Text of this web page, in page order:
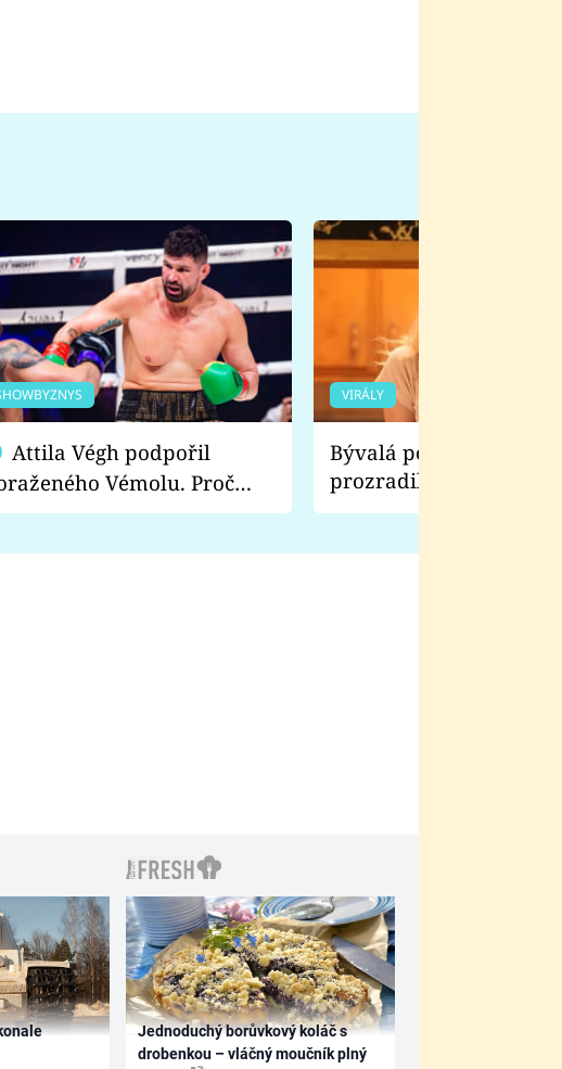
Vémolu. Proč
raději zápasit s ním než
VIRÁLY
Bývalá pornoherečka
prozradila, co ji
natáčení Euforie.
Jednoduchý borůvkový koláč s
drobenkou – vláčný moučník plný